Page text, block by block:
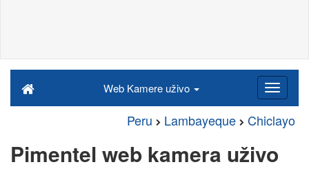
Web Kamere uživo
Peru Lambayeque Chiclayo
Pimentel web kamera uživo